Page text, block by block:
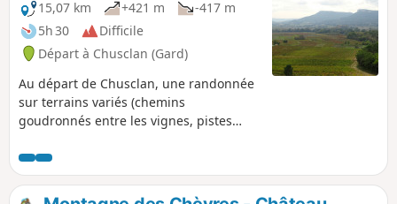
15,07 km
+421 m
-417 m
5h 30
Difficile
Départ à Chusclan (Gard)
Au départ de Chusclan, une randonnée
sur terrains variés (chemins
goudronnés entre les vignes, pistes
vue sur la Vallée du Rhône et le Mont
Ventoux. Visite du site médiéval de
Gicon.